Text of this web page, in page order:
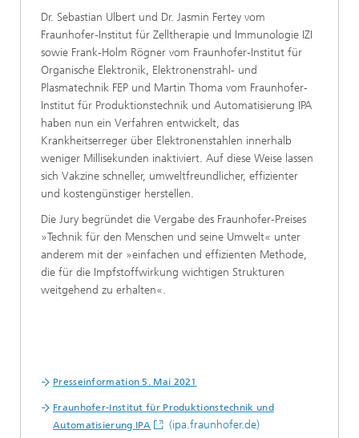
Dr. Sebastian Ulbert und Dr. Jasmin Fertey vom
Fraunhofer-Institut für Zelltherapie und Immunologie IZI
sowie Frank-Holm Rögner vom Fraunhofer-Institut für
Organische Elektronik, Elektronenstrahl- und
Plasmatechnik FEP und Martin Thoma vom Fraunhofer-
Institut für Produktionstechnik und Automatisierung IPA
haben nun ein Verfahren entwickelt, das
Krankheitserreger über Elektronenstahlen innerhalb
weniger Millisekunden inaktiviert. Auf diese Weise lassen
sich Vakzine schneller, umweltfreundlicher, effizienter
und kostengünstiger herstellen.
Die Jury begründet die Vergabe des Fraunhofer-Preises
»Technik für den Menschen und seine Umwelt« unter
anderem mit der »einfachen und effizienten Methode,
die für die Impfstoffwirkung wichtigen Strukturen
weitgehend zu erhalten«.
Presseinformation 5. Mai 2021
Fraunhofer-Institut für Produktionstechnik und
Automatisierung IPA
(ipa.fraunhofer.de)